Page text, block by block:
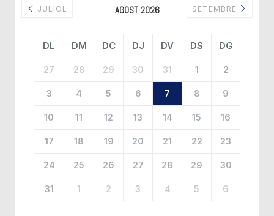
JULIOL AGOST 2026 SETEMBRE
DL DM DC DJ DV DS DG
27 28 29 30 31 1 2
3 4 5 6 7 8 9
10 11 12 13 14 15 16
17 18 19 20 21 22 23
24 25 26 27 28 29 30
31 1 2 3 4 5 6